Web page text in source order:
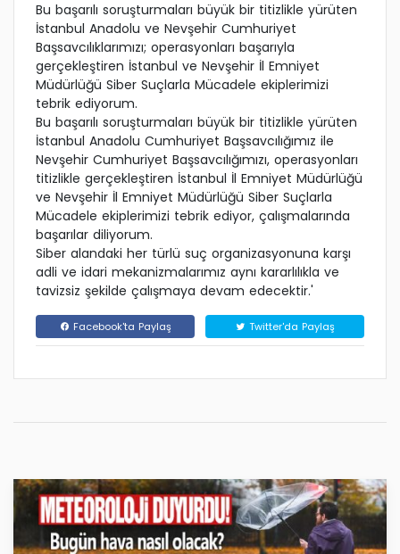
Bu başarılı soruşturmaları büyük bir titizlikle yürüten
İstanbul Anadolu ve Nevşehir Cumhuriyet
Başsavcılıklarımızı; operasyonları başarıyla
gerçekleştiren İstanbul ve Nevşehir İl Emniyet
Müdürlüğü Siber Suçlarla Mücadele ekiplerimizi
tebrik ediyorum.
Bu başarılı soruşturmaları büyük bir titizlikle yürüten
İstanbul Anadolu Cumhuriyet Başsavcılığımız ile
Nevşehir Cumhuriyet Başsavcılığımızı, operasyonları
titizlikle gerçekleştiren İstanbul İl Emniyet Müdürlüğü
ve Nevşehir İl Emniyet Müdürlüğü Siber Suçlarla
Mücadele ekiplerimizi tebrik ediyor, çalışmalarında
başarılar diliyorum.
Siber alandaki her türlü suç organizasyonuna karşı
adli ve idari mekanizmalarımız aynı kararlılıkla ve
tavizsiz şekilde çalışmaya devam edecektir.'
Facebook'ta Paylaş Twitter'da Paylaş